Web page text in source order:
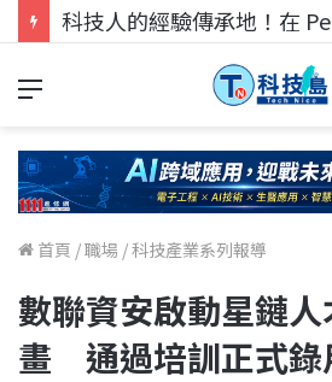
首頁 /職場 /科技產業系列報導
數聯資安啟動星鏈
畫 通過培訓正式錄